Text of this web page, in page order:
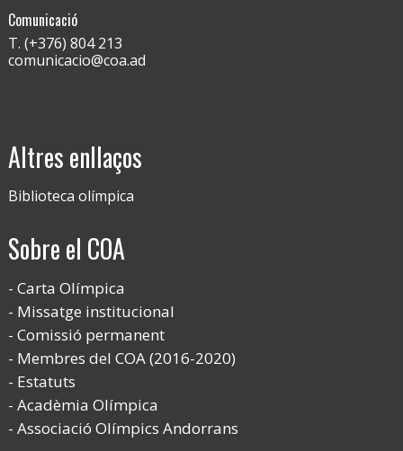
Comunicació
T. (+376) 804 213
comunicacio@coa.ad
Altres enllaços
Biblioteca olímpica
Sobre el COA
Carta Olímpica
Missatge institucional
Comissió permanent
Membres del COA (2016-2020)
Estatuts
Acadèmia Olímpica
Associació Olímpics Andorrans